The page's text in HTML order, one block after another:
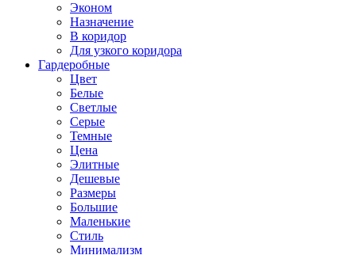
Эконом
Назначение
В коридор
Для узкого коридора
Гардеробные
Цвет
Белые
Светлые
Серые
Темные
Цена
Элитные
Дешевые
Размеры
Большие
Маленькие
Стиль
Минимализм